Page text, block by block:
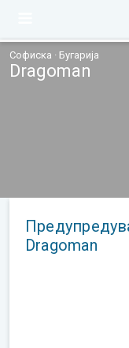
Софиска · Бугарија
Dragoman
Dragoman